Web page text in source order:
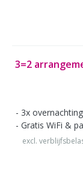
3=2
3x
Gratis WiFi &
excl.